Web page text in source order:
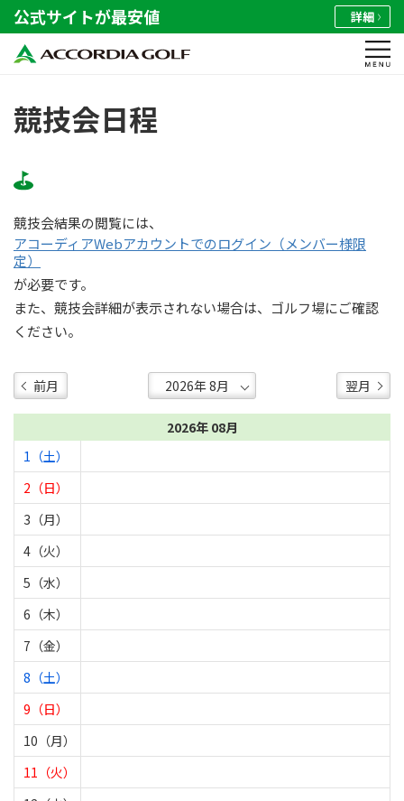
公式サイトが最安値 詳細
競技会日程
競技会結果の閲覧には、
アコーディアWebアカウントでのログイン（メンバー様限
定）
が必要です。
また、競技会詳細が表示されない場合は、ゴルフ場にご確認
ください。
前月 翌月
2026年 08月
1（土）
2（日）
3（月）
4（火）
5（水）
6（木）
7（金）
8（土）
9（日）
10（月）
11（火）